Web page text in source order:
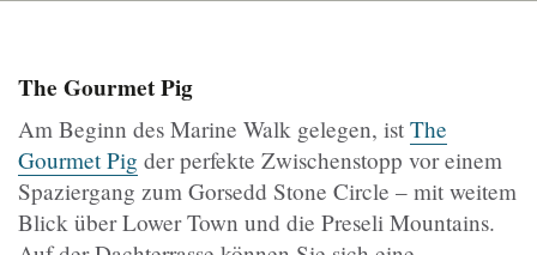
The Gourmet Pig
Am Beginn des Marine Walk gelegen, ist The
Gourmet Pig der perfekte Zwischenstopp vor einem
Spaziergang zum Gorsedd Stone Circle – mit weitem
Blick über Lower Town und die Preseli Mountains.